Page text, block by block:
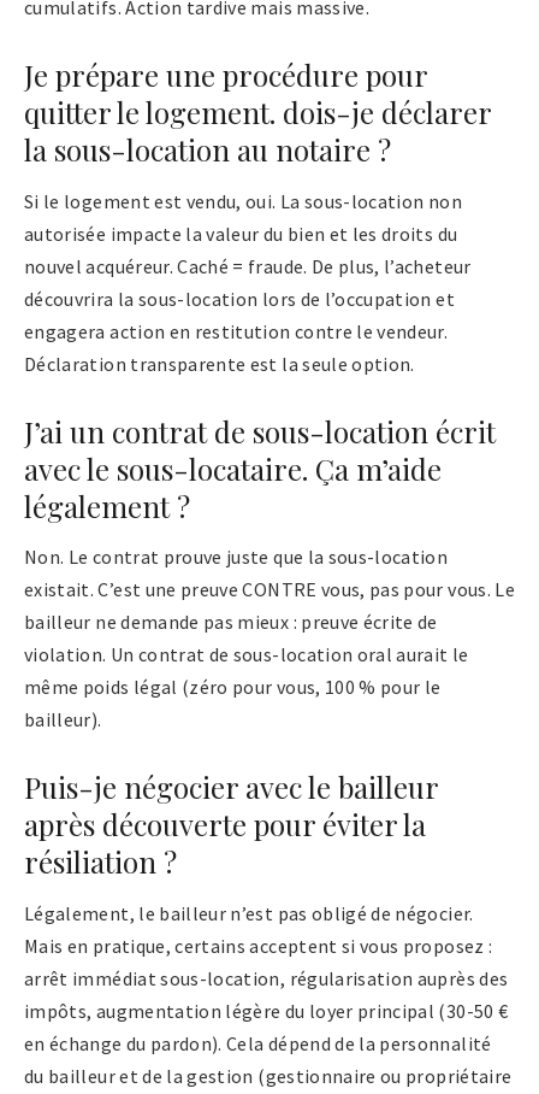
cumulatifs. Action tardive mais massive.
Je prépare une procédure pour
quitter le logement. dois-je déclarer
la sous-location au notaire ?
Si le logement est vendu, oui. La sous-location non
autorisée impacte la valeur du bien et les droits du
nouvel acquéreur. Caché = fraude. De plus, l’acheteur
découvrira la sous-location lors de l’occupation et
engagera action en restitution contre le vendeur.
Déclaration transparente est la seule option.
J’ai un contrat de sous-location écrit
avec le sous-locataire. Ça m’aide
légalement ?
Non. Le contrat prouve juste que la sous-location
existait. C’est une preuve CONTRE vous, pas pour vous. Le
bailleur ne demande pas mieux : preuve écrite de
violation. Un contrat de sous-location oral aurait le
même poids légal (zéro pour vous, 100 % pour le
bailleur).
Puis-je négocier avec le bailleur
après découverte pour éviter la
résiliation ?
Légalement, le bailleur n’est pas obligé de négocier.
Mais en pratique, certains acceptent si vous proposez :
arrêt immédiat sous-location, régularisation auprès des
impôts, augmentation légère du loyer principal (30-50 €
en échange du pardon). Cela dépend de la personnalité
du bailleur et de la gestion (gestionnaire ou propriétaire